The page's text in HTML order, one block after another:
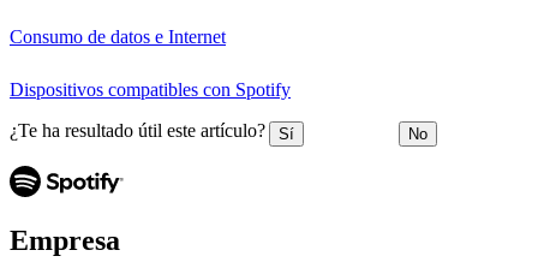
Consumo de datos e Internet
Dispositivos compatibles con Spotify
¿Te ha resultado útil este artículo? Sí No
Empresa